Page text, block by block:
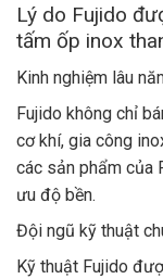
Lý do Fujido
tấm ốp inox
Kinh nghiệm lâu
Fujido không chỉ
cơ khí, gia công
các sản phẩm của
ưu độ bền.
Đội ngũ kỹ thuật
Kỹ thuật Fujido